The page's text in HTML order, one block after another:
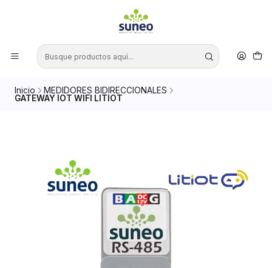
Inicio
MEDIDORES BIDIRECCIONALES
GATEWAY IOT WIFI LITIOT